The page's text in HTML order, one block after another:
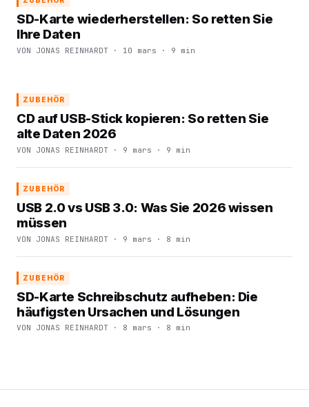
SD-Karte wiederherstellen: So retten Sie
Ihre Daten
VON JONAS REINHARDT · 10 mars · 9 min
ZUBEHÖR
CD auf USB-Stick kopieren: So retten Sie
alte Daten 2026
VON JONAS REINHARDT · 9 mars · 9 min
ZUBEHÖR
USB 2.0 vs USB 3.0: Was Sie 2026 wissen
müssen
VON JONAS REINHARDT · 9 mars · 8 min
ZUBEHÖR
SD-Karte Schreibschutz aufheben: Die
häufigsten Ursachen und Lösungen
VON JONAS REINHARDT · 8 mars · 8 min